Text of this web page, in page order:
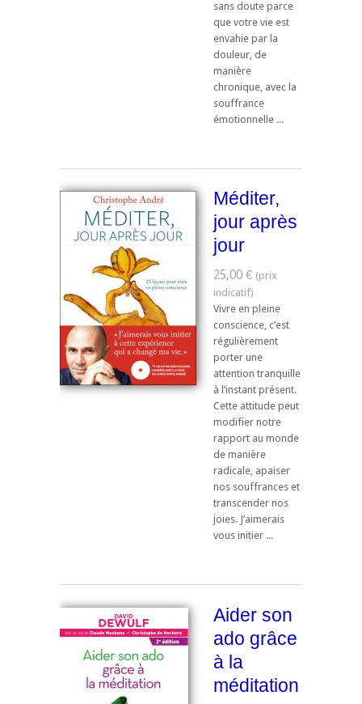
sans doute parce
que votre vie est
envahie par la
douleur, de
manière
chronique, avec la
souffrance
émotionnelle ...
Méditer,
jour après
jour
25,00 €
Vivre en pleine
conscience, c’est
régulièrement
porter une
attention tranquille
à l’instant présent.
Cette attitude peut
modifier notre
rapport au monde
de manière
radicale, apaiser
nos souffrances et
transcender nos
joies. J’aimerais
vous initier ...
Aider son
ado grâce
à la
méditation